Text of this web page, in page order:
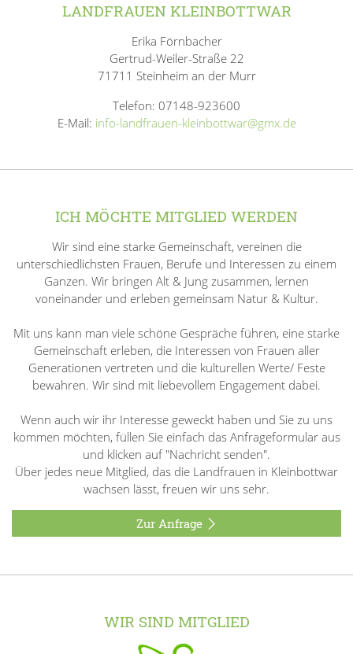
LANDFRAUEN KLEINBOTTWAR
Erika Förnbacher
Gertrud-Weiler-Straße 22
71711 Steinheim an der Murr
Telefon: 07148-923600
E-Mail: info-landfrauen-kleinbottwar@gmx.de
ICH MÖCHTE MITGLIED WERDEN
Wir sind eine starke Gemeinschaft, vereinen die
unterschiedlichsten Frauen, Berufe und Interessen zu einem
Ganzen. Wir bringen Alt & Jung zusammen, lernen
voneinander und erleben gemeinsam Natur & Kultur.
Mit uns kann man viele schöne Gespräche führen, eine starke
Gemeinschaft erleben, die Interessen von Frauen aller
Generationen vertreten und die kulturellen Werte/ Feste
bewahren. Wir sind mit liebevollem Engagement dabei.
Wenn auch wir ihr Interesse geweckt haben und Sie zu uns
kommen möchten, füllen Sie einfach das Anfrageformular aus
und klicken auf "Nachricht senden".
Über jedes neue Mitglied, das die Landfrauen in Kleinbottwar
wachsen lässt, freuen wir uns sehr.
Zur Anfrage
WIR SIND MITGLIED